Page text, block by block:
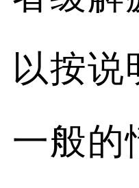
以按说
一般的